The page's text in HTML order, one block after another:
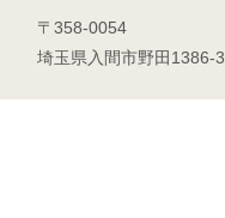
〒358-0054
埼玉県入間市野田1386-3